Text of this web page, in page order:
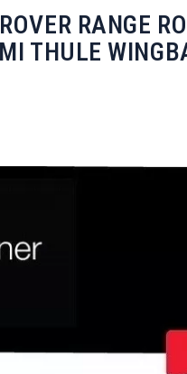
RANGE
THULE